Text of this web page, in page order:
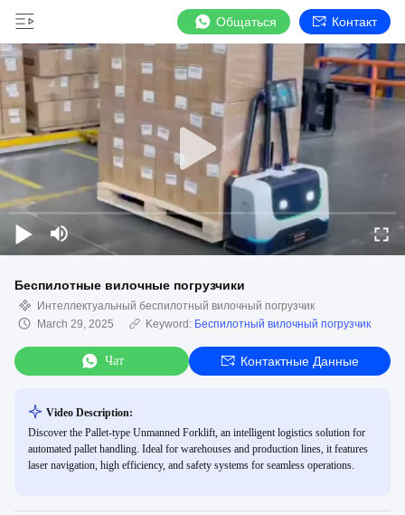
Общаться Контакт
Беспилотные вилочные погрузчики
Интеллектуальный беспилотный вилочный погрузчик
March 29, 2025
Keyword: Беспилотный вилочный погрузчик
Чат Контактные Данные
Video Description:
Discover the Pallet-type Unmanned Forklift, an intelligent logistics solution for
automated pallet handling. Ideal for warehouses and production lines, it features
laser navigation, high efficiency, and safety systems for seamless operations.